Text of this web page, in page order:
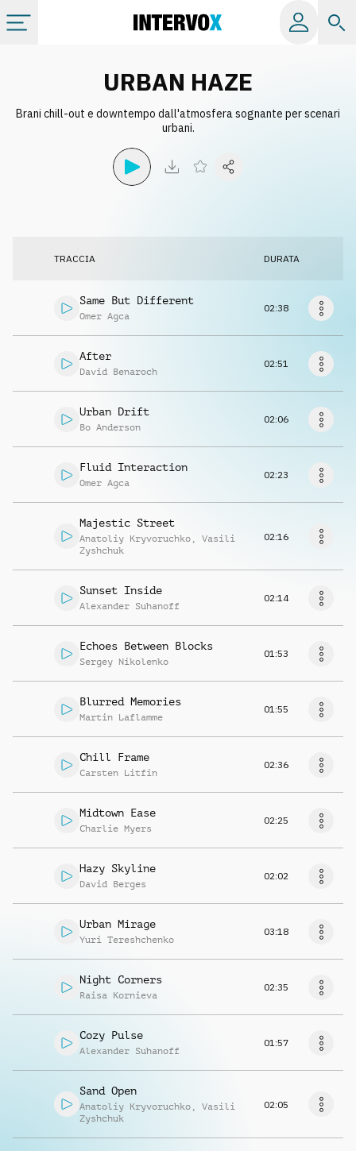
Album
Licenze
Info
Richiedi musica
URBAN HAZE
Brani chill-out e downtempo dall'atmosfera sognante per scenari
urbani.
TRACCIA DURATA
Same But Different
Omer Agca
02:38
After
David Benaroch
02:51
Urban Drift
Bo Anderson
02:06
Fluid Interaction
Omer Agca
02:23
Majestic Street
Anatoliy Kryvoruchko , Vasili
Zyshchuk
02:16
Sunset Inside
Alexander Suhanoff
02:14
Echoes Between Blocks
Sergey Nikolenko
01:53
Blurred Memories
Martin Laflamme
01:55
Chill Frame
Carsten Litfin
02:36
Midtown Ease
Charlie Myers
02:25
Hazy Skyline
David Berges
02:02
Urban Mirage
Yuri Tereshchenko
03:18
Night Corners
Raisa Kornieva
02:35
Cozy Pulse
Alexander Suhanoff
01:57
Sand Open
Anatoliy Kryvoruchko , Vasili
Zyshchuk
02:05